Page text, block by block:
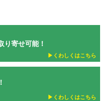
り寄せ可能！
▶︎くわしくはこちら
▶︎くわしくはこちら